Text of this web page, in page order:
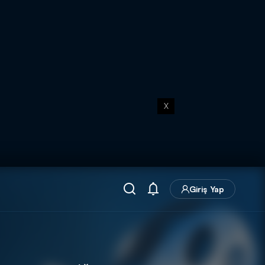
X
Giriş Yap